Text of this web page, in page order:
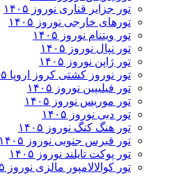
تور جزایر قناری نوروز ۱۴۰۵
تورهای خارجی نوروز ۱۴۰۵
تور ویتنام نوروز ۱۴۰۵
تور نپال نوروز ۱۴۰۵
تور ژاپن نوروز ۱۴۰۵
تور نوروز کشتی کروز اروپا ۱۴۰۵
تور فیلیپین نوروز ۱۴۰۵
تور موریس نوروز ۱۴۰۵
تور دبی نوروز ۱۴۰۵
تور هنگ کنگ نوروز ۱۴۰۵
تور قبرس جنوبی نوروز ۱۴۰۵
تور پوکت تایلند نوروز ۱۴۰۵
تور کوالالامپور مالزی نوروز ۱۴۰۵